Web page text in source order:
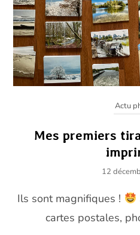
Actu
Mes premiers
12
Ils sont magnifiques !
cartes postales,